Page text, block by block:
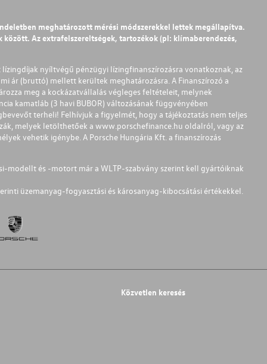
meghatározott mérési módszerekkel lettek megállapítva.
Az extrafelszereltségek, tartozékok (pl: klímaberendezés,
nyíltvégű pénzügyi lízingfinanszírozásra vonatkoznak, az
ár (bruttó) mellett kerültek meghatározásra. A Finanszírozó a
meg a kockázatvállalás végleges feltételeit, melynek
kamatláb (3 havi BUBOR) változásának függvényében
terheli! Felhívjuk a figyelmét, hogy a tájékoztatás nem teljes
melyek letölthetőek a www.porschefinance.hu oldalról, vagy az
vehetik igénybe. A Porsche Hungária Kft. a finanszírozás
modellt és -motort már a WLTP-szabvány szerint kell gyártóiknak
üzemanyag-fogyasztási és károsanyag-kibocsátási értékekkel.
Közvetlen keresés